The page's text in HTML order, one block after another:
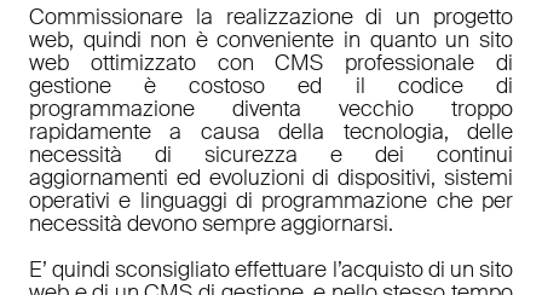
Commissionare la realizzazione di un progetto
web, quindi non è conveniente in quanto un sito
web ottimizzato con CMS professionale di
gestione è costoso ed il codice di
programmazione diventa vecchio troppo
rapidamente a causa della tecnologia, delle
necessità di sicurezza e dei continui
aggiornamenti ed evoluzioni di dispositivi, sistemi
operativi e linguaggi di programmazione che per
necessità devono sempre aggiornarsi.
E’ quindi sconsigliato effettuare l’acquisto di un sito